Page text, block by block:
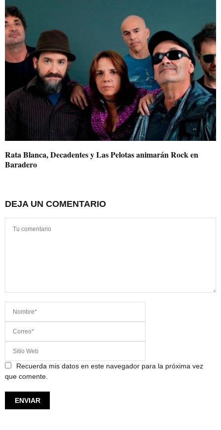
Rata Blanca, Decadentes y Las Pelotas animarán Rock en
Baradero
DEJA UN COMENTARIO
Recuerda mis datos en este navegador para la próxima vez
que comente.